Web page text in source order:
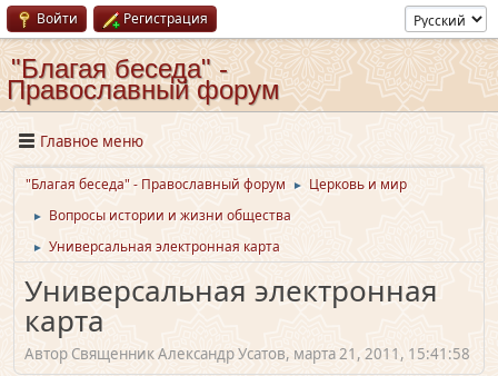
Войти Регистрация
"Благая беседа" -
Православный форум
Главное меню
"Благая беседа" - Православный форум ► Церковь и мир
► Вопросы истории и жизни общества
► Универсальная электронная карта
Универсальная электронная
карта
Автор Священник Александр Усатов, марта 21, 2011, 15:41:58